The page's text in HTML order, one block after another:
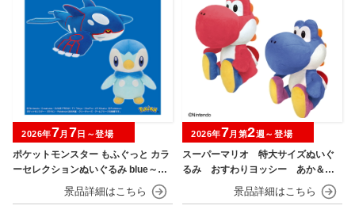
ポケットモンスター もふぐっと カラ
ーセレクションぬいぐるみ blue～カ
イオーガ・ポッチャマ～
2026年7月 7日～登場
スーパーマリオ 特大サイズぬいぐ
るみ おすわりヨッシー あか＆あ
2026年7月第2週～登場